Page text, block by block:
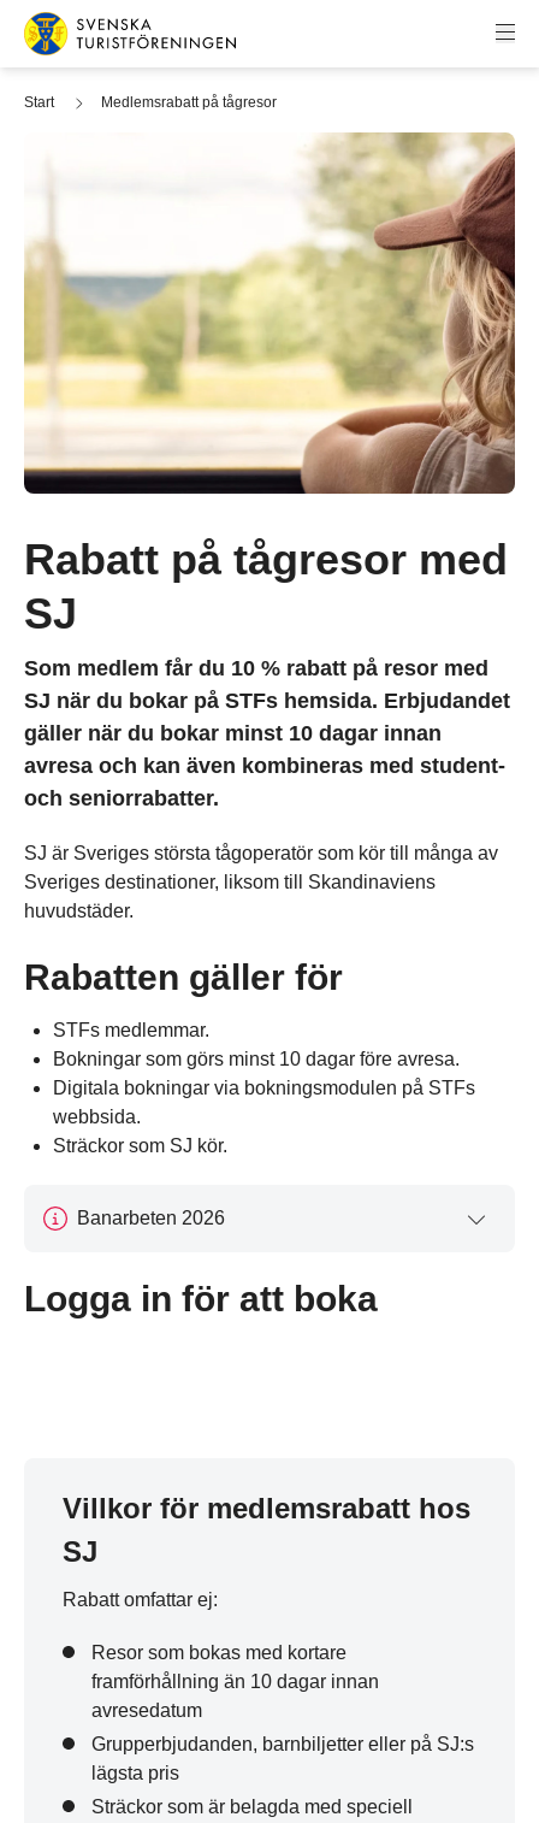
Hoppa till innehåll
Svenska Turistföreningen
Start Medlemsrabatt på tågresor
Rabatt på tågresor med
SJ
Som medlem får du 10 % rabatt på resor med
SJ när du bokar på STFs hemsida. Erbjudandet
gäller när du bokar minst 10 dagar innan
avresa och kan även kombineras med student-
och seniorrabatter.
SJ är Sveriges största tågoperatör som kör till många av
Sveriges destinationer, liksom till Skandinaviens
huvudstäder.
Rabatten gäller för
STFs medlemmar.
Bokningar som görs minst 10 dagar före avresa.
Digitala bokningar via bokningsmodulen på STFs
webbsida.
Sträckor som SJ kör.
Banarbeten 2026
Logga in för att boka
Villkor för medlemsrabatt hos
SJ
Rabatt omfattar ej:
Resor som bokas med kortare
framförhållning än 10 dagar innan
avresedatum
Grupperbjudanden, barnbiljetter eller på SJ:s
lägsta pris
Sträckor som är belagda med speciell